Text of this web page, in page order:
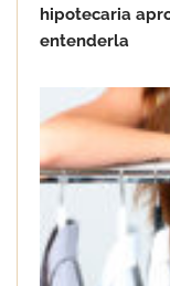
La
cuidado de
hipotecaria
entenderla